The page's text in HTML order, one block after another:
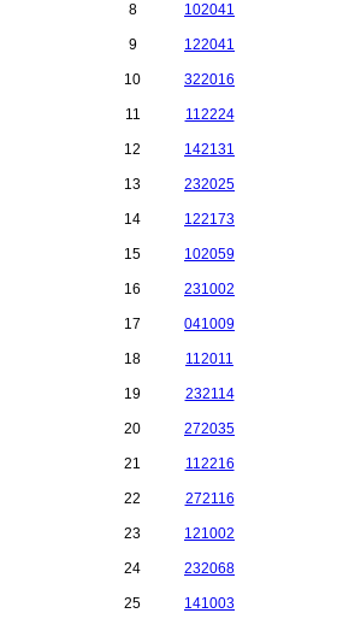
8 102041
9 122041
10 322016
11 112224
12 142131
13 232025
14 122173
15 102059
16 231002
17 041009
18 112011
19 232114
20 272035
21 112216
22 272116
23 121002
24 232068
25 141003